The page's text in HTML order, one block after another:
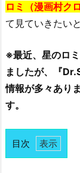
ロミ（漫画村ク
て見ていきたい
※最近、星のロ
ましたが、『
情報が多々あり
す。
目次
1.